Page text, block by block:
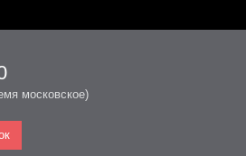
московское)